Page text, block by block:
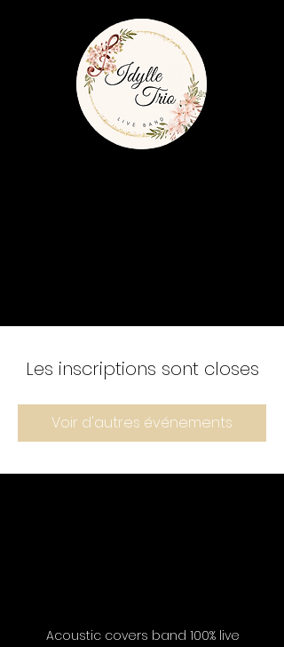
Les inscriptions sont closes
Voir d'autres événements
Acoustic covers band 100% live